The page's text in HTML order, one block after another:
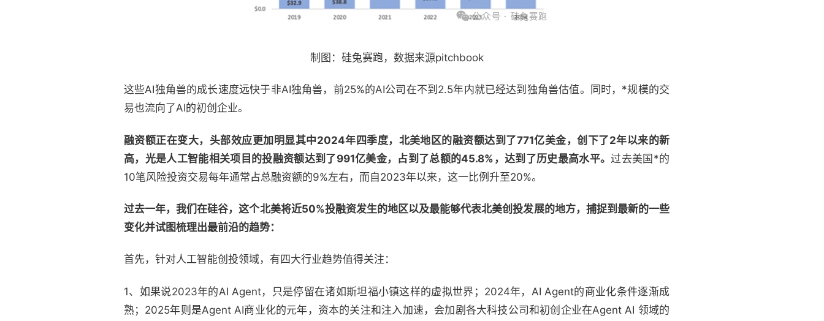
制图：硅兔赛跑，数据来源pitchbook
这些AI独角兽的成长速度远快于非AI独角兽，前25%的AI公司在不到2.5年内就已经达到独角兽估值。同时，*规模的交
易也流向了AI的初创企业。
融资额正在变大，头部效应更加明显其中2024年四季度，北美地区的融资额达到了771亿美金，创下了2年以来的新
高，光是人工智能相关项目的投融资额达到了991亿美金，占到了总额的45.8%，达到了历史最高水平。过去美国*的
10笔风险投资交易每年通常占总融资额的9%左右，而自2023年以来，这一比例升至20%。
过去一年，我们在硅谷，这个北美将近50%投融资发生的地区以及最能够代表北美创投发展的地方，捕捉到最新的一些
变化并试图梳理出最前沿的趋势：
首先，针对人工智能创投领域，有四大行业趋势值得关注：
1、如果说2023年的AI Agent，只是停留在诸如斯坦福小镇这样的虚拟世界；2024年，AI Agent的商业化条件逐渐成
熟；2025年则是Agent AI商业化的元年，资本的关注和注入加速，会加剧各大科技公司和初创企业在Agent AI 领域的